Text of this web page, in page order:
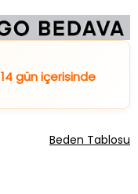
14 gün içerisinde
Beden Tablosu